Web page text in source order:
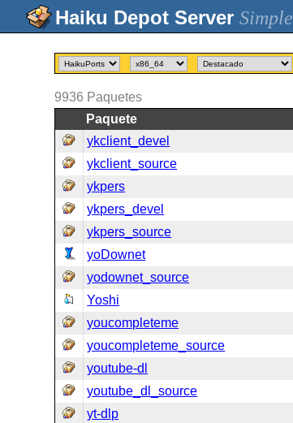
Simple
9936 Paquetes
Paquete
ykclient_devel
ykclient_source
ykpers
ykpers_devel
ykpers_source
yoDownet
yodownet_source
Yoshi
youcompleteme
youcompleteme_source
youtube-dl
youtube_dl_source
yt-dlp